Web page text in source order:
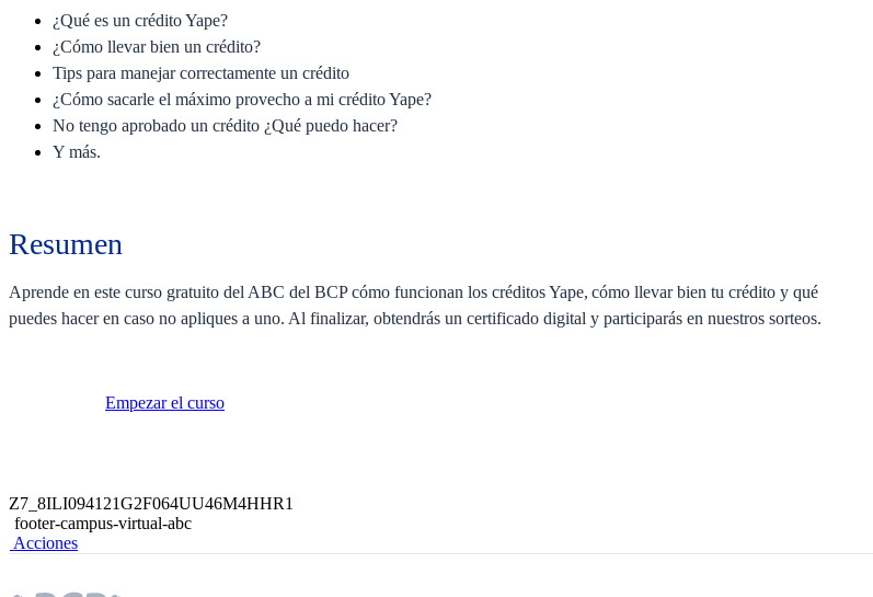
¿Qué es un crédito Yape?
¿Cómo llevar bien un crédito?
Tips para manejar correctamente un crédito
¿Cómo sacarle el máximo provecho a mi crédito Yape?
No tengo aprobado un crédito ¿Qué puedo hacer?
Y más.
Resumen
Aprende en este curso gratuito del ABC del BCP cómo funcionan los créditos Yape, cómo llevar bien tu crédito y qué
puedes hacer en caso no apliques a uno. Al finalizar, obtendrás un certificado digital y participarás en nuestros sorteos.
Empezar el curso
Z7_8ILI094121G2F064UU46M4HHR1
footer-campus-virtual-abc
Acciones